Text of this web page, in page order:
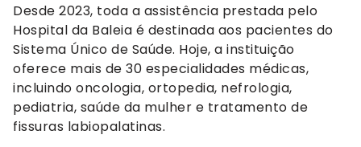
Desde 2023, toda a assistência prestada pelo
Hospital da Baleia é destinada aos pacientes do
Sistema Único de Saúde. Hoje, a instituição
oferece mais de 30 especialidades médicas,
incluindo oncologia, ortopedia, nefrologia,
pediatria, saúde da mulher e tratamento de
fissuras labiopalatinas.